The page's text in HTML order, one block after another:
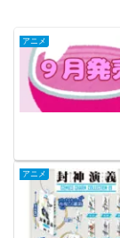
アニメ
アニメ